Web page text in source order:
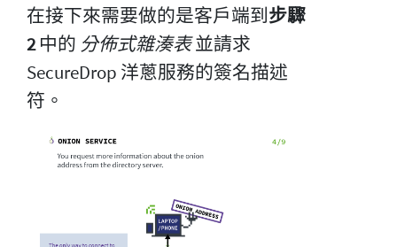
在接下來需要做的是客戶端到步驟
2中的 分佈式雜湊表並請求
SecureDrop 洋蔥服務的簽名描述
符。